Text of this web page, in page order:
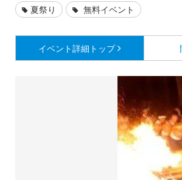
夏祭り 無料イベント
イベント詳細 トップ